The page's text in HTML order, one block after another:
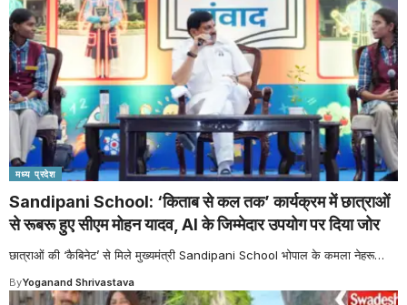
मध्य प्रदेश
Sandipani School: ‘किताब से कल तक’ कार्यक्रम में छात्राओं
से रूबरू हुए सीएम मोहन यादव, AI के जिम्मेदार उपयोग पर दिया जोर
छात्राओं की ‘कैबिनेट’ से मिले मुख्यमंत्री Sandipani School भोपाल के कमला नेहरू…
ByYoganand Shrivastava